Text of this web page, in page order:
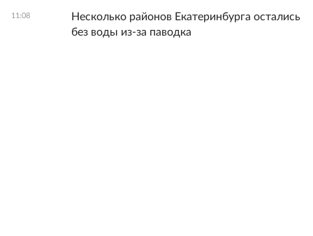
11:08
Несколько районов Екатеринбурга остались
без воды из-за паводка